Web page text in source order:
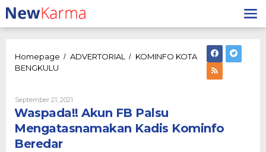
Lewati
ke
konten
Homepage / ADVERTORIAL / KOMINFO KOTA
BENGKULU
Palsu
Mengatasnamakan
Kominfo
Beredar
September 21, 2021
Redaksi234
Waspada!! Akun FB Palsu
Mengatasnamakan Kadis Kominfo
Beredar